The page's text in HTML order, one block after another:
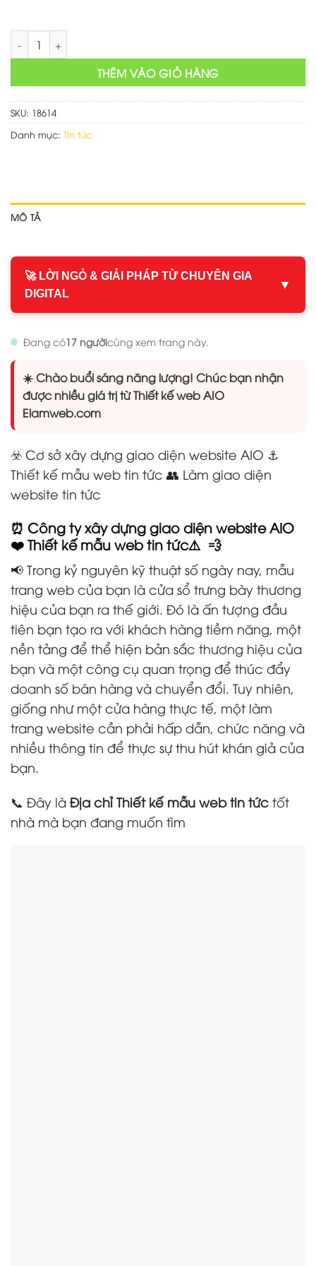
THÊM VÀO GIỎ HÀNG
SKU: 18614
Danh mục: Tin tức
MÔ TẢ
🚀 LỜI NGỎ & GIẢI PHÁP TỪ CHUYÊN GIA
DIGITAL
▼
Đang có17 ngườicùng xem trang này.
☀️ Chào buổi sáng năng lượng! Chúc bạn nhận
được nhiều giá trị từ Thiết kế web AIO
Elamweb.com
☣️ Cơ sở xây dựng giao diện website AIO ⚓
Thiết kế mẫu web tin tức 👥 Làm giao diện
website tin tức
⏰ Công ty xây dựng giao diện website AIO
❤️ Thiết kế mẫu web tin tức⚠️ 💨
📢 Trong kỷ nguyên kỹ thuật số ngày nay, mẫu
trang web của bạn là cửa sổ trưng bày thương
hiệu của bạn ra thế giới. Đó là ấn tượng đầu
tiên bạn tạo ra với khách hàng tiềm năng, một
nền tảng để thể hiện bản sắc thương hiệu của
bạn và một công cụ quan trọng để thúc đẩy
doanh số bán hàng và chuyển đổi. Tuy nhiên,
giống như một cửa hàng thực tế, một làm
trang website cần phải hấp dẫn, chức năng và
nhiều thông tin để thực sự thu hút khán giả của
bạn.
📞 Đây là Địa chỉ Thiết kế mẫu web tin tức tốt
nhà mà bạn đang muốn tìm